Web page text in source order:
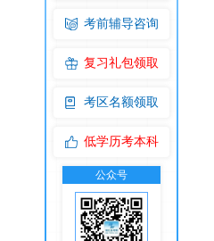
考前辅导咨询
复习礼包领取
考区名额领取
低学历考本科
公众号